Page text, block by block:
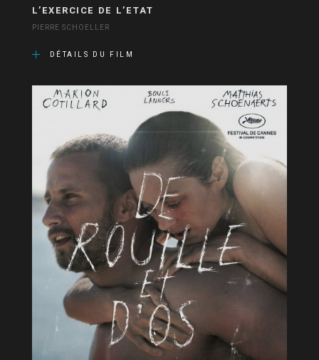
L’EXERCICE DE L’ETAT
PIERRE SCHOELLER
DÉTAILS DU FILM